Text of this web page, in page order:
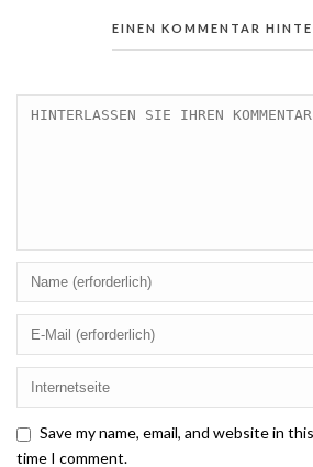
EINEN KOMMENTAR
Save my name, email, and website in
time I comment.